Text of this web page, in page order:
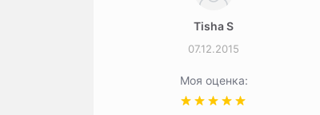
Tisha S
07.12.2015
Моя оценка: